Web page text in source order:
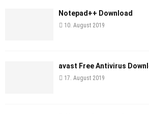
Notepad++ Download
10. August 2019
avast Free Antivirus
17. August 2019